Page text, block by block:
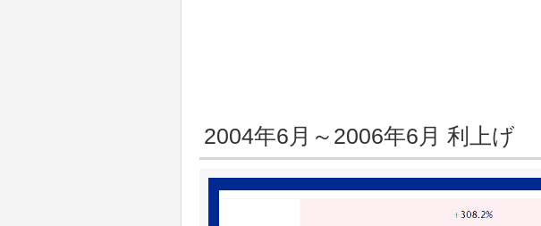
2004年6月～2006年6月 利上げ